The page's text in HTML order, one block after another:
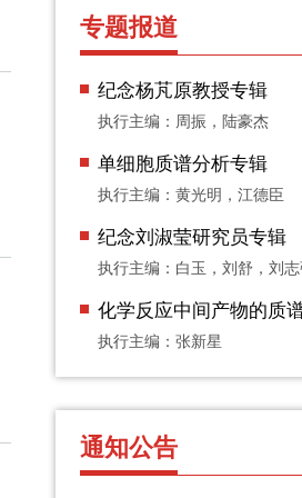
专题报道
纪念杨芃原教授专辑
执行主编：周振，陆豪杰
单细胞质谱分析专辑
执行主编：黄光明，江德臣
纪念刘淑莹研究员专辑
执行主编：白玉，刘舒，刘
化学反应中间产物的质
执行主编：张新星
通知公告